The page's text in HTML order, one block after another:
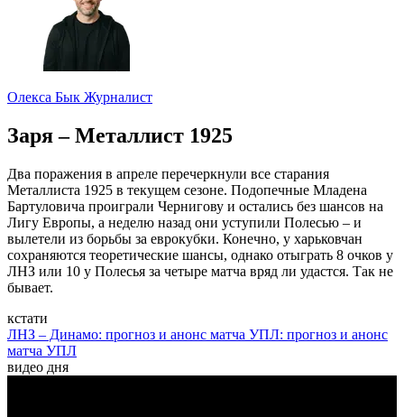
Олекса Бык Журналист
Заря – Металлист 1925
Два поражения в апреле перечеркнули все старания
Металлиста 1925 в текущем сезоне. Подопечные Младена
Бартуловича проиграли Чернигову и остались без шансов на
Лигу Европы, а неделю назад они уступили Полесью – и
вылетели из борьбы за еврокубки. Конечно, у харьковчан
сохраняются теоретические шансы, однако отыграть 8 очков у
ЛНЗ или 10 у Полесья за четыре матча вряд ли удастся. Так не
бывает.
кстати
ЛНЗ – Динамо: прогноз и анонс матча УПЛ: прогноз и анонс
матча УПЛ
видео дня